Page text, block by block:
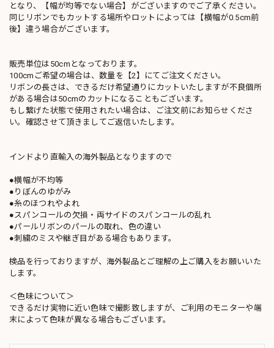
となり、【幅が均等でない場合】がございますのでご了承ください。
同じリボンでもカットする場所やロットによっては【横幅が0.5cm前
後】違う場合がございます。
販売単位は50cmとなっております。
100cmご希望の場合は、数量を【2】にてご注文ください。
リボンの長さは、できるだけ希望通りにカットいたしますが不良個所
がある場合は50cmのカットになることもございます。
もし繋げた状態で使用されたい場合は、ご注文前にお知らせくださ
い。確認させて頂きましてご返信いたします。
インドより直輸入の海外製品となりますので
●横幅が不均等
●りぼんのゆがみ
●糸のほつれやよれ
●スパンコールの欠損・両サイドのスパンコールの乱れ
●パールリボンのパールの取れ、色の違い
●刺繍のミスや継ぎ目がある場合もあります。
検品を行っておりますが、海外製品とご理解の上ご購入をお願いいた
します。
＜色味について＞
できるだけ実物に近い色味で撮影致しますが、ご利用のモニターや端
末によって色味が異なる場合もございます。